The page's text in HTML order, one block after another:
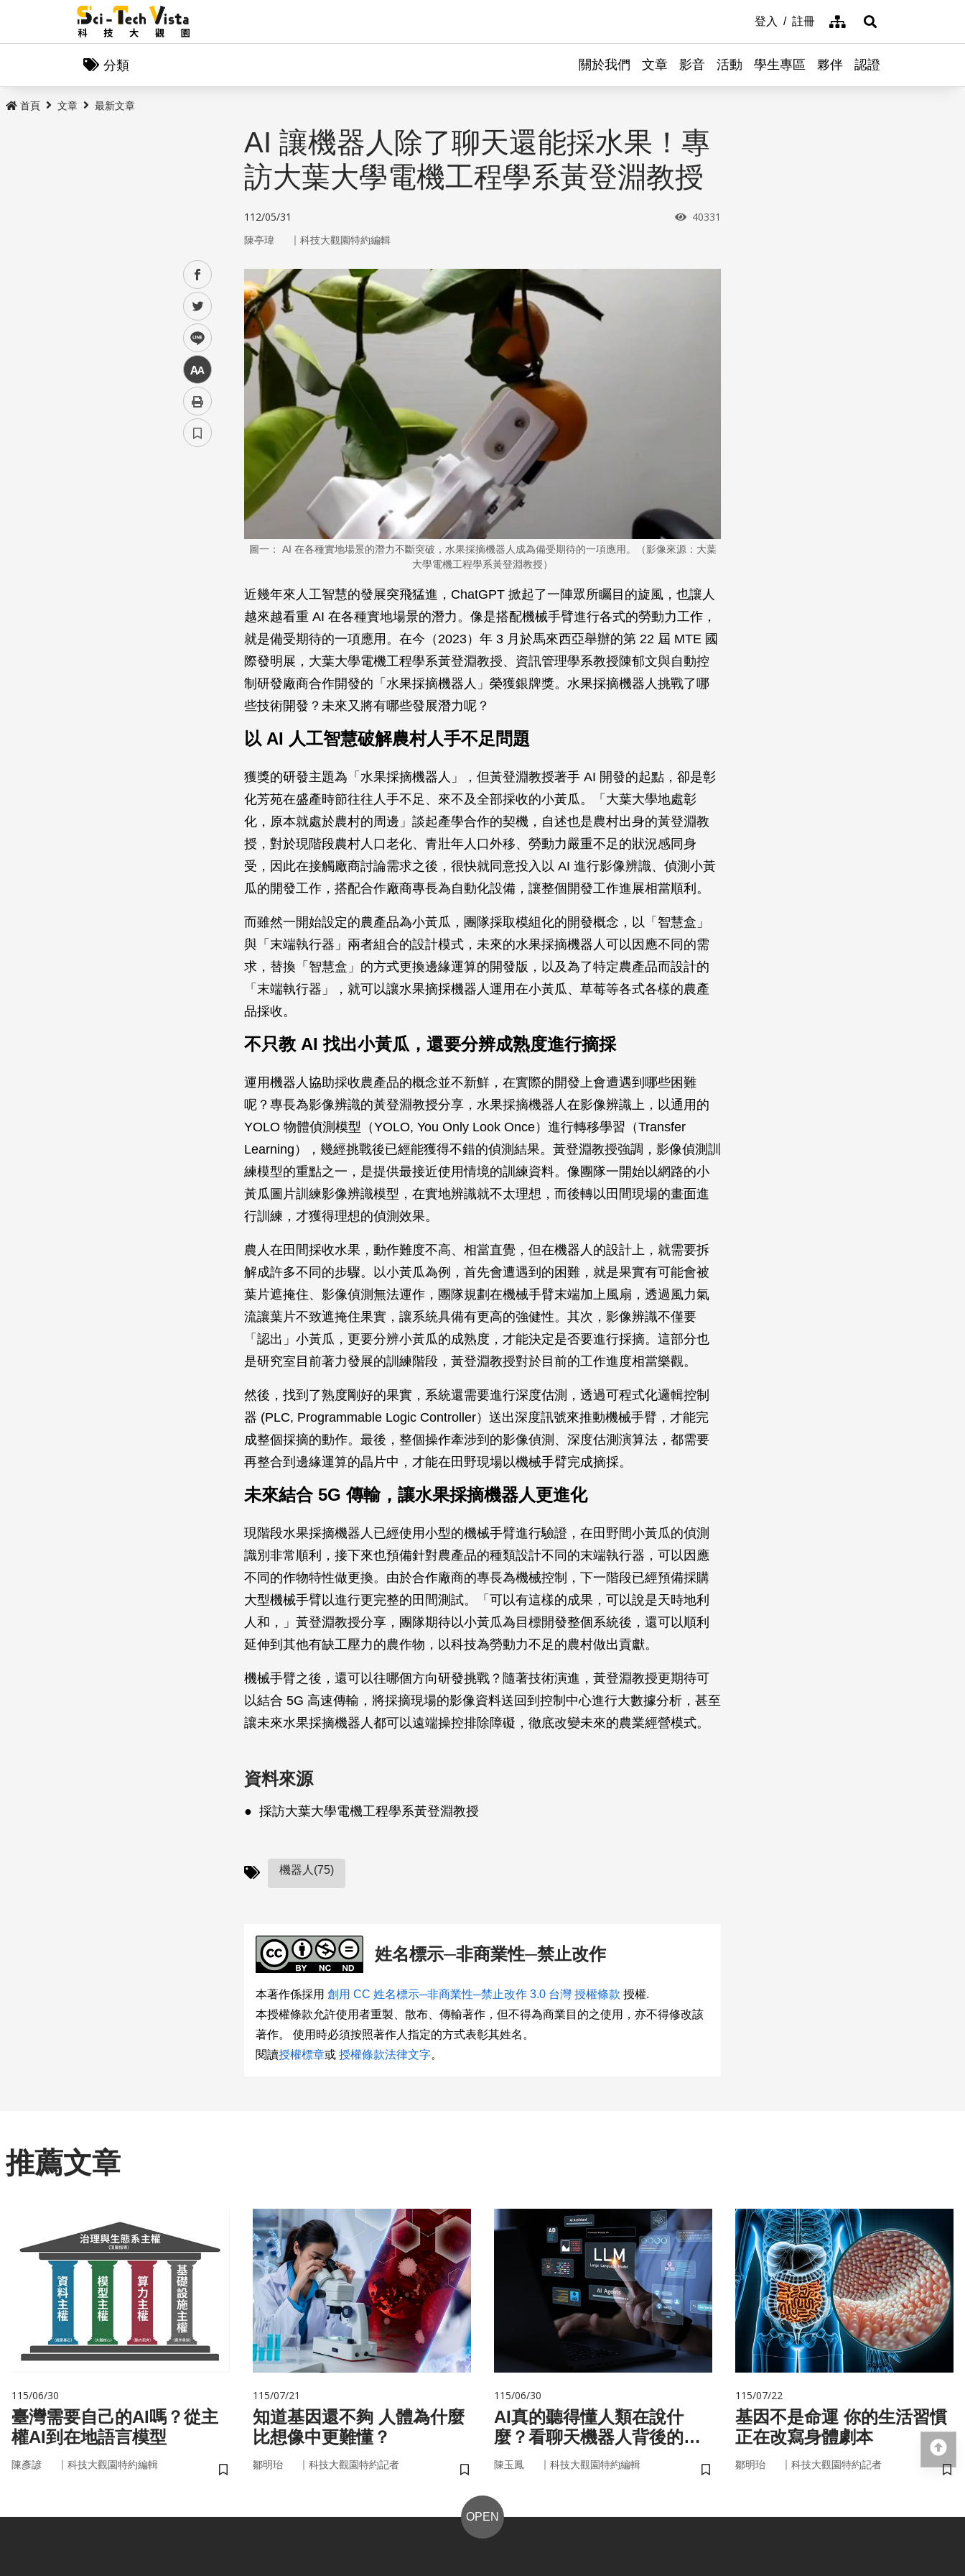
登入 註冊 網站導覽展開搜尋
分類 關於我們 文章 影音 活動 學生專區 夥伴 認證
首頁 文章 最新文章
facebook
twitter
line
中
AI 讓機器人除了聊天還能採水果！專
訪大葉大學電機工程學系黃登淵教授
112/05/31 瀏覽次數
40331
陳亭瑋 ｜ 科技大觀園特約編輯
圖一： AI 在各種實地場景的潛力不斷突破，水果採摘機器人成為備受期待的一項應用。（影像來源：大葉
大學電機工程學系黃登淵教授）
近幾年來人工智慧的發展突飛猛進，ChatGPT 掀起了一陣眾所矚目的旋風，也讓人
越來越看重 AI 在各種實地場景的潛力。像是搭配機械手臂進行各式的勞動力工作，
就是備受期待的一項應用。在今（2023）年 3 月於馬來西亞舉辦的第 22 屆 MTE 國
際發明展，大葉大學電機工程學系黃登淵教授、資訊管理學系教授陳郁文與自動控
制研發廠商合作開發的「水果採摘機器人」榮獲銀牌獎。水果採摘機器人挑戰了哪
些技術開發？未來又將有哪些發展潛力呢？
以 AI 人工智慧破解農村人手不足問題
獲獎的研發主題為「水果採摘機器人」，但黃登淵教授著手 AI 開發的起點，卻是彰
化芳苑在盛產時節往往人手不足、來不及全部採收的小黃瓜。「大葉大學地處彰
化，原本就處於農村的周邊」談起產學合作的契機，自述也是農村出身的黃登淵教
授，對於現階段農村人口老化、青壯年人口外移、勞動力嚴重不足的狀況感同身
受，因此在接觸廠商討論需求之後，很快就同意投入以 AI 進行影像辨識、偵測小黃
瓜的開發工作，搭配合作廠商專長為自動化設備，讓整個開發工作進展相當順利。
而雖然一開始設定的農產品為小黃瓜，團隊採取模組化的開發概念，以「智慧盒」
與「末端執行器」兩者組合的設計模式，未來的水果採摘機器人可以因應不同的需
求，替換「智慧盒」的方式更換邊緣運算的開發版，以及為了特定農產品而設計的
「末端執行器」，就可以讓水果摘採機器人運用在小黃瓜、草莓等各式各樣的農產
品採收。
不只教 AI 找出小黃瓜，還要分辨成熟度進行摘採
運用機器人協助採收農產品的概念並不新鮮，在實際的開發上會遭遇到哪些困難
呢？專長為影像辨識的黃登淵教授分享，水果採摘機器人在影像辨識上，以通用的
YOLO 物體偵測模型（YOLO, You Only Look Once）進行轉移學習（Transfer
Learning），幾經挑戰後已經能獲得不錯的偵測結果。黃登淵教授強調，影像偵測訓
練模型的重點之一，是提供最接近使用情境的訓練資料。像團隊一開始以網路的小
黃瓜圖片訓練影像辨識模型，在實地辨識就不太理想，而後轉以田間現場的畫面進
行訓練，才獲得理想的偵測效果。
農人在田間採收水果，動作難度不高、相當直覺，但在機器人的設計上，就需要拆
解成許多不同的步驟。以小黃瓜為例，首先會遭遇到的困難，就是果實有可能會被
葉片遮掩住、影像偵測無法運作，團隊規劃在機械手臂末端加上風扇，透過風力氣
流讓葉片不致遮掩住果實，讓系統具備有更高的強健性。其次，影像辨識不僅要
「認出」小黃瓜，更要分辨小黃瓜的成熟度，才能決定是否要進行採摘。這部分也
是研究室目前著力發展的訓練階段，黃登淵教授對於目前的工作進度相當樂觀。
然後，找到了熟度剛好的果實，系統還需要進行深度估測，透過可程式化邏輯控制
器 (PLC, Programmable Logic Controller）送出深度訊號來推動機械手臂，才能完
成整個採摘的動作。最後，整個操作牽涉到的影像偵測、深度估測演算法，都需要
再整合到邊緣運算的晶片中，才能在田野現場以機械手臂完成摘採。
未來結合 5G 傳輸，讓水果採摘機器人更進化
現階段水果採摘機器人已經使用小型的機械手臂進行驗證，在田野間小黃瓜的偵測
識別非常順利，接下來也預備針對農產品的種類設計不同的末端執行器，可以因應
不同的作物特性做更換。由於合作廠商的專長為機械控制，下一階段已經預備採購
大型機械手臂以進行更完整的田間測試。「可以有這樣的成果，可以說是天時地利
人和，」黃登淵教授分享，團隊期待以小黃瓜為目標開發整個系統後，還可以順利
延伸到其他有缺工壓力的農作物，以科技為勞動力不足的農村做出貢獻。
機械手臂之後，還可以往哪個方向研發挑戰？隨著技術演進，黃登淵教授更期待可
以結合 5G 高速傳輸，將採摘現場的影像資料送回到控制中心進行大數據分析，甚至
讓未來水果採摘機器人都可以遠端操控排除障礙，徹底改變未來的農業經營模式。
資料來源
● 採訪大葉大學電機工程學系黃登淵教授
機器人(75)
姓名標示─非商業性─禁止改作
本著作係採用 創用 CC 姓名標示─非商業性─禁止改作 3.0 台灣 授權條款 授權.
本授權條款允許使用者重製、散布、傳輸著作，但不得為商業目的之使用，亦不得修改該
著作。 使用時必須按照著作人指定的方式表彰其姓名。
閱讀授權標章或 授權條款法律文字。
推薦文章
115/06/30
臺灣需要自己的AI嗎？從主
權AI到在地語言模型
陳彥諺 ｜ 科技大觀園特約編輯
儲存書籤
115/07/21
知道基因還不夠 人體為什麼
比想像中更難懂？
鄒明珆 ｜ 科技大觀園特約記者
儲存書籤
115/06/30
AI真的聽得懂人類在說什
麼？看聊天機器人背後的語
言科技
陳玉鳳 ｜ 科技大觀園特約編輯
儲存書籤
115/07/22
基因不是命運 你的生活習慣
正在改寫身體劇本
鄒明珆 ｜ 科技大觀園特約記者
儲
OPEN
回